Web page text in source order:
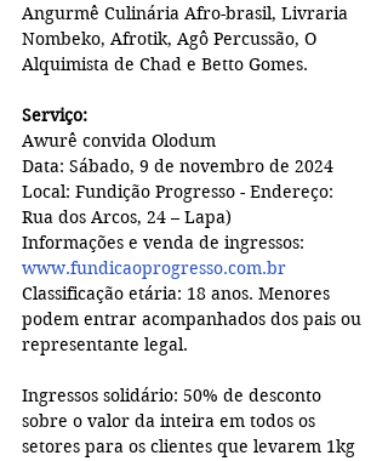
Angurmê Culinária Afro-brasil, Livraria
Nombeko, Afrotik, Agô Percussão, O
Alquimista de Chad e Betto Gomes.
Serviço:
Awurê convida Olodum
Data: Sábado, 9 de novembro de 2024
Local: Fundição Progresso - Endereço:
Rua dos Arcos, 24 – Lapa)
Informações e venda de ingressos:
www.fundicaoprogresso.com.br
Classificação etária: 18 anos. Menores
podem entrar acompanhados dos pais ou
representante legal.
Ingressos solidário: 50% de desconto
sobre o valor da inteira em todos os
setores para os clientes que levarem 1kg